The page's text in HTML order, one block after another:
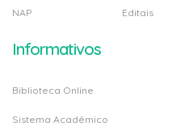
NAP Editais
Informativos
Biblioteca Online
Sistema Acadêmico